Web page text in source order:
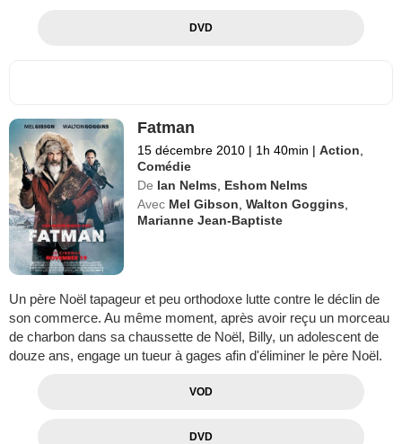
DVD
Fatman
15 décembre 2010 | 1h 40min | Action
Comédie
De Ian Nelms
Eshom Nelms
Avec Mel Gibson ,Walton Goggins
Marianne Jean-Baptiste
Un père Noël tapageur et peu orthodoxe lutte contre le déclin de
son commerce. Au même moment, après avoir reçu un morceau
de charbon dans sa chaussette de Noël, Billy, un adolescent de
douze ans, engage un tueur à gages afin d'éliminer le père Noël.
VOD
DVD